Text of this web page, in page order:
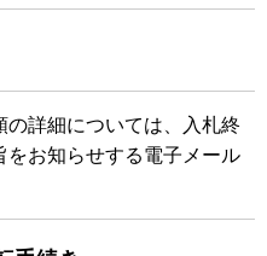
詳細については、入札終
をお知らせする電子メール